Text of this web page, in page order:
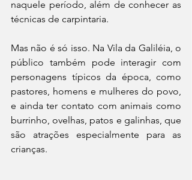
naquele período, além de conhecer as
técnicas de carpintaria.
Mas não é só isso. Na Vila da Galiléia, o
público também pode interagir com
personagens típicos da época, como
pastores, homens e mulheres do povo,
e ainda ter contato com animais como
burrinho, ovelhas, patos e galinhas, que
são atrações especialmente para as
crianças.